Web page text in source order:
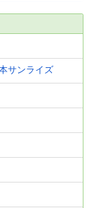
サンライズ